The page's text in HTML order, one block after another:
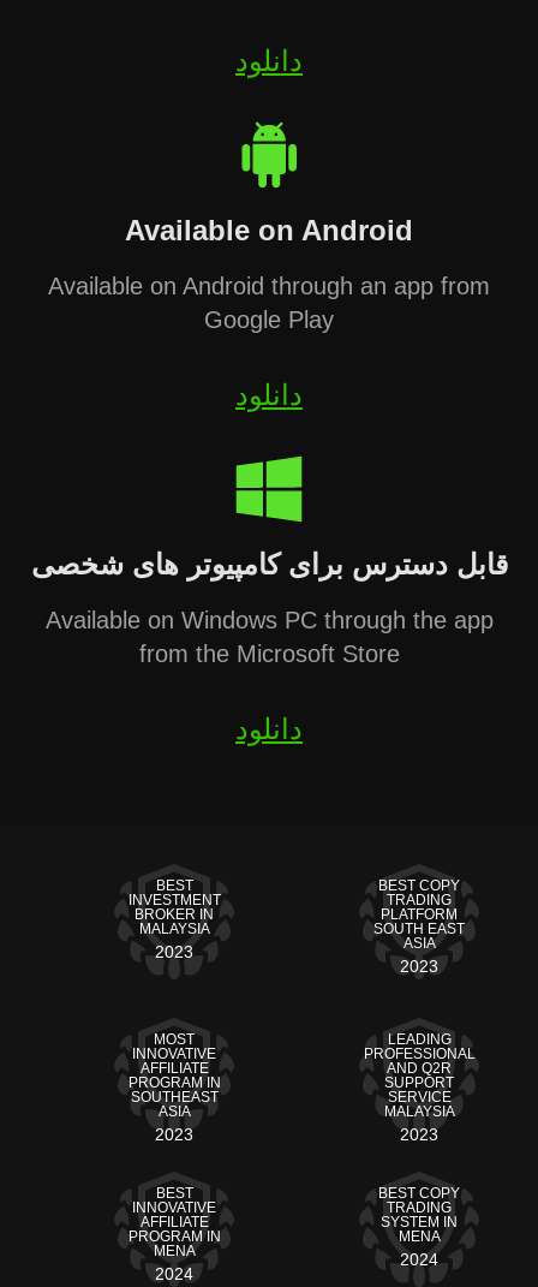
دانلود
Available on Android
Available on Android through an app from
Google Play
دانلود
قابل دسترس برای کامپیوتر های شخصی
Available on Windows PC through the app
from the Microsoft Store
دانلود
BEST COPY
TRADING
PLATFORM
SOUTH EAST
ASIA
2023
BEST
INVESTMENT
BROKER IN
MALAYSIA
2023
LEADING
PROFESSIONAL
AND Q2R
SUPPORT
SERVICE
MALAYSIA
2023
MOST
INNOVATIVE
AFFILIATE
PROGRAM IN
SOUTHEAST
ASIA
2023
BEST COPY
TRADING
SYSTEM IN
MENA
2024
BEST
INNOVATIVE
AFFILIATE
PROGRAM IN
MENA
2024